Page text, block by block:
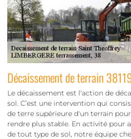
Décaissement de terrain
Le décaissement est l'action de
sol. C’est une intervention qui
de terre supérieure d'un terrain
rendre plus stable. En activité pour
de tout type de sol, notre équipe